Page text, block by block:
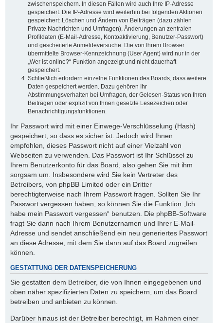
zwischenspeichern. In diesen Fällen wird auch Ihre IP-Adresse
gespeichert. Die IP-Adresse wird weiterhin bei folgenden Aktionen
gespeichert: Löschen und Ändern von Beiträgen (dazu zählen
Private Nachrichten und Umfragen), Änderungen an zentralen
Profildaten (E-Mail-Adresse, Kontoaktivierung, Benutzer-Passwort)
und gescheiterte Anmeldeversuche. Die von Ihrem Browser
übermittelte Browser-Kennzeichnung (User Agent) wird nur in der
„Wer ist online?“-Funktion angezeigt und nicht dauerhaft
gespeichert.
Schließlich erfordern einzelne Funktionen des Boards, dass weitere
Daten gespeichert werden. Dazu gehören Ihr
Abstimmungsverhalten bei Umfragen, der Gelesen-Status von Ihren
Beiträgen oder explizit von Ihnen gesetzte Lesezeichen oder
Benachrichtigungsfunktionen.
Ihr Passwort wird mit einer Einwege-Verschlüsselung (Hash)
gespeichert, so dass es sicher ist. Jedoch wird Ihnen
empfohlen, dieses Passwort nicht auf einer Vielzahl von
Webseiten zu verwenden. Das Passwort ist Ihr Schlüssel zu
Ihrem Benutzerkonto für das Board, also gehen Sie mit ihm
sorgsam um. Insbesondere wird Sie kein Vertreter des
Betreibers, von phpBB Limited oder ein Dritter
berechtigterweise nach Ihrem Passwort fragen. Sollten Sie Ihr
Passwort vergessen haben, so können Sie die Funktion „Ich
habe mein Passwort vergessen“ benutzen. Die phpBB-Software
fragt Sie dann nach Ihrem Benutzernamen und Ihrer E-Mail-
Adresse und sendet anschließend ein neu generiertes Passwort
an diese Adresse, mit dem Sie dann auf das Board zugreifen
können.
GESTATTUNG DER DATENSPEICHERUNG
Sie gestatten dem Betreiber, die von Ihnen eingegebenen und
oben näher spezifizierten Daten zu speichern, um das Board
betreiben und anbieten zu können.
Darüber hinaus ist der Betreiber berechtigt, im Rahmen einer